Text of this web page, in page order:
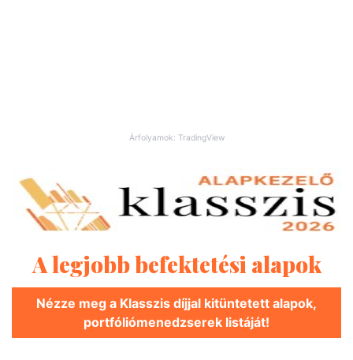
Árfolyamok: TradingView
A legjobb befektetési alapok
Nézze meg a Klasszis díjjal kitüntetett alapok,
portfóliómenedzserek listáját!